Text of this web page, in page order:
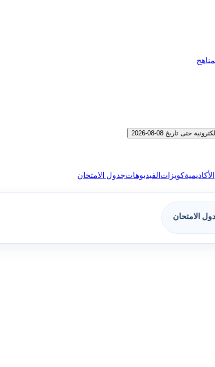
تاريخ 08-08-2026
الأكاديميةكويزات الفيديوهاتجدول الامتحان
الامتحان